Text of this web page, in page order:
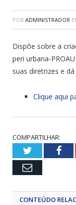
POR ADMINISTRADOR
Dispõe sobre a
peri urbana-
suas diretrizes e
Clique aqui
COMPARTILHAR:
Twitter
Email
CONTEÚDO